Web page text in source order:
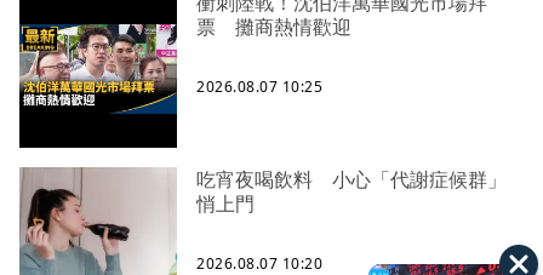
票 攤商熱情歡迎
2026.08.07 10:25
吃宵夜喝飲料 小心「代謝症候群」
悄上門
2026.08.07 10:20